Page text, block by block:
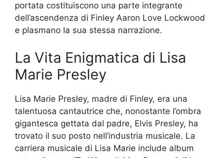
portata costituiscono una parte integrante
dell’ascendenza di Finley Aaron Love Lockwood
e plasmano la sua stessa narrazione.
La Vita Enigmatica di Lisa
Marie Presley
Lisa Marie Presley, madre di Finley, era una
talentuosa cantautrice che, nonostante l’ombra
gigantesca gettata dal padre, Elvis Presley, ha
trovato il suo posto nell’industria musicale. La
carriera musicale di Lisa Marie include album